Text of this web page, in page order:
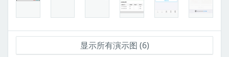
显示所有演示图 (6)